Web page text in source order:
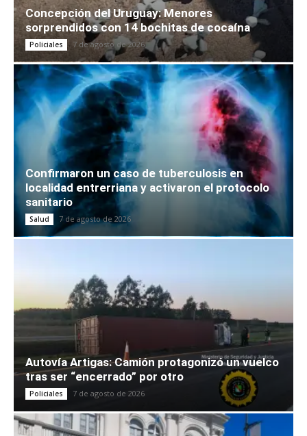
Concepción del Uruguay: Menores
sorprendidos con 14 bochitas de cocaína
Policiales 7 de agosto de 2026
Confirmaron un caso de tuberculosis en
localidad entrerriana y activaron el protocolo
sanitario
Salud 7 de agosto de 2026
Autovía Artigas: Camión protagonizó un vuelco
tras ser “encerrado” por otro
Policiales 7 de agosto de 2026